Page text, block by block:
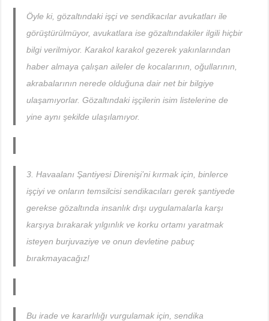
Öyle ki, gözaltındaki işçi ve sendikacılar avukatları ile
görüştürülmüyor, avukatlara ise gözaltındakiler ilgili hiçbir
bilgi verilmiyor. Karakol karakol gezerek yakınlarından
haber almaya çalışan aileler de kocalarının, oğullarının,
akrabalarının nerede olduğuna dair net bir bilgiye
ulaşamıyorlar. Gözaltındaki işçilerin isim listelerine de
yine aynı şekilde ulaşılamıyor.
3. Havaalanı Şantiyesi Direnişi’ni kırmak için, binlerce
işçiyi ve onların temsilcisi sendikacıları gerek şantiyede
gerekse gözaltında insanlık dışı uygulamalarla karşı
karşıya bırakarak yılgınlık ve korku ortamı yaratmak
isteyen burjuvaziye ve onun devletine pabuç
bırakmayacağız!
Bu irade ve kararlılığı vurgulamak için, sendika